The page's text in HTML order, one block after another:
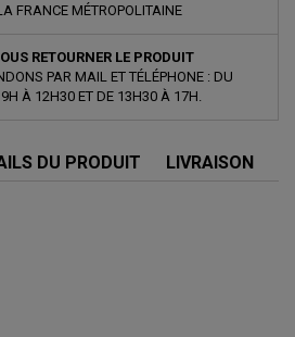
FRANCE MÉTROPOLITAINE
RETOURNER LE PRODUIT
PAR MAIL ET TÉLÉPHONE : DU
À 12H30 ET DE 13H30 À 17H.
DU PRODUIT LIVRAISON